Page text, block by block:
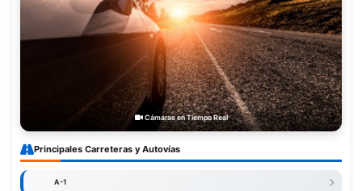
Cámaras en Tiempo Real
Principales Carreteras y Autovías
A-1